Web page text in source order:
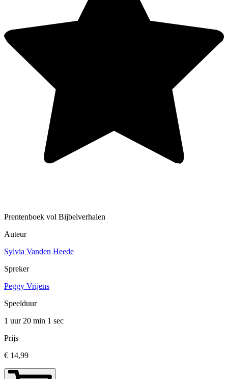
Prentenboek vol Bijbelverhalen
Auteur
Sylvia Vanden Heede
Spreker
Peggy Vrijens
Speelduur
1 uur 20 min 1 sec
Prijs
€ 14,99